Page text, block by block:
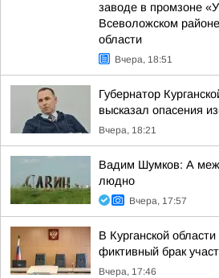
заводе в промзоне
Всеволожском
области
Вчера, 18:51
Губернатор
высказал опасения
Вчера, 18:21
Вадим Шумков: А меж
людно
Вчера, 17:57
В Курганской
фиктивный брак
Вчера, 17:46